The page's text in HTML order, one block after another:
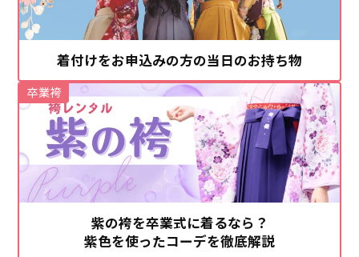
着付けをお申込みの方の当日のお持ち物
紫の袴を卒業式に着るなら？
紫色を使ったコーデを徹底解説
卒業袴